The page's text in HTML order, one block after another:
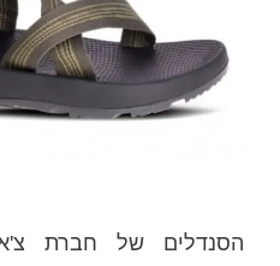
הסנדלים של חברת